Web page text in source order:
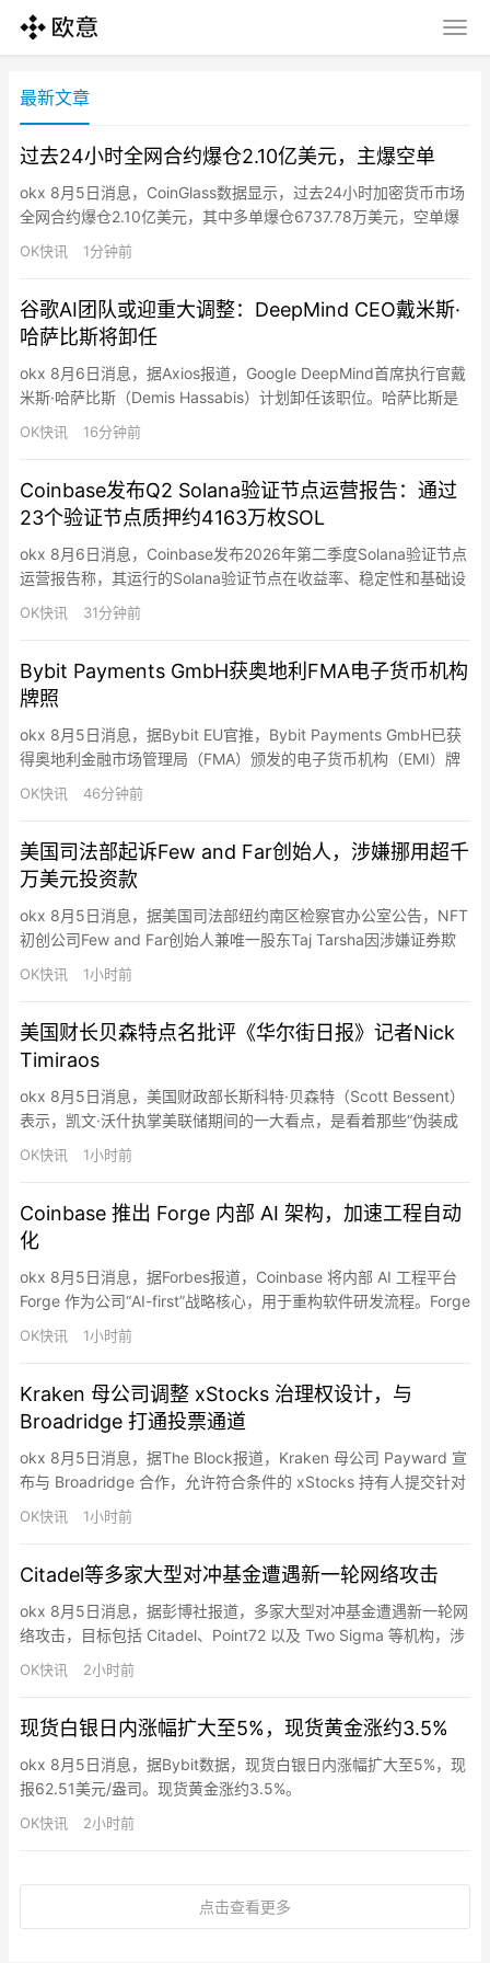
最新文章
过去24小时全网合约爆仓2.10亿美元，主爆空单
okx 8月5日消息，CoinGlass数据显示，过去24小时加密货币市场
全网合约爆仓2.10亿美元，其中多单爆仓6737.78万美元，空单爆
仓1.42亿美元。BTC爆仓总金额约5005.93万美元，ETH爆仓总金
额约1967.91万美元。
OK快讯 1分钟前
谷歌AI团队或迎重大调整：DeepMind CEO戴米斯·
哈萨比斯将卸任
okx 8月6日消息，据Axios报道，Google DeepMind首席执行官戴
米斯·哈萨比斯（Demis Hassabis）计划卸任该职位。哈萨比斯是
人工智能领域的重要人物之一，于2010年联合创立DeepMind，并
在2014年被谷歌收购后继续领导该团队。近年来，他推动
展。在其领导下，Dee…
OK快讯 16分钟前
Coinbase发布Q2 Solana验证节点运营报告：通过
23个验证节点质押约4163万枚SOL
okx 8月6日消息，Coinbase发布2026年第二季度Solana验证节点
运营报告称，其运行的Solana验证节点在收益率、稳定性和基础设
施分布方面均优于网络平均水平。数据显示，Coinbase目前通过
23个验证节点质押约4163万枚SOL，占Solana全网质押量的
坡等地区。核心运营数据…
OK快讯 31分钟前
Bybit Payments GmbH获奥地利FMA电子货币机构
牌照
okx 8月5日消息，据Bybit EU官推，Bybit Payments GmbH已获
得奥地利金融市场管理局（FMA）颁发的电子货币机构（EMI）牌
照。该牌照将与Bybit EU GmbH现有的MiCAR授权形成互补，为连
接加密资产、交易与支付业务提供合规基础。此次牌照覆盖电子货
及新卡项目等能力。
OK快讯 46分钟前
美国司法部起诉Few and Far创始人，涉嫌挪用超千
万美元投资款
okx 8月5日消息，据美国司法部纽约南区检察官办公室公告，NFT
初创公司Few and Far创始人兼唯一股东Taj Tarsha因涉嫌证券欺
诈和电信欺诈被起诉。起诉书称，自2022年2月起，Tarsha通过简
单未来代币协议（SAFT）向至少67名投资者出售9500万枚FAR代
Far的去中…
OK快讯 1小时前
美国财长贝森特点名批评《华尔街日报》记者Nick
Timiraos
okx 8月5日消息，美国财政部长斯科特·贝森特（Scott Bessent）
表示，凯文·沃什执掌美联储期间的一大看点，是看着那些“伪装成
记者的速记员”，例如《华尔街日报》记者Nick Timiraos，逐渐只
能报道美联储的幕后八卦。贝森特称，Timiraos此前被称为“美联储
经济或货币政策分析。
OK快讯 1小时前
Coinbase 推出 Forge 内部 AI 架构，加速工程自动
化
okx 8月5日消息，据Forbes报道，Coinbase 将内部 AI 工程平台
Forge 作为公司“AI-first”战略核心，用于重构软件研发流程。Forge
基于开源代理框架 OpenSWE，集成代理编排、云沙箱、
Slack/Linear/GitHub 集成及自动创建 PR 等能力，并吸收
OK快讯 1小时前
Kraken 母公司调整 xStocks 治理权设计，与
Broadridge 打通投票通道
okx 8月5日消息，据The Block报道，Kraken 母公司 Payward 宣
布与 Broadridge 合作，允许符合条件的 xStocks 持有人提交针对
其所对应股票的代理投票意向，改变此前 xStocks 不享有投票权的
安排。xStocks 由 Backed 发行，仅面向美国和英国以外的合格投
OK快讯 1小时前
Citadel等多家大型对冲基金遭遇新一轮网络攻击
okx 8月5日消息，据彭博社报道，多家大型对冲基金遭遇新一轮网
络攻击，目标包括 Citadel、Point72 以及 Two Sigma 等机构，涉
事基金正配合网络安全团队开展调查并加强防护措施。
OK快讯 2小时前
现货白银日内涨幅扩大至5%，现货黄金涨约3.5%
okx 8月5日消息，据Bybit数据，现货白银日内涨幅扩大至5%，现
报62.51美元/盎司。现货黄金涨约3.5%。
OK快讯 2小时前
点击查看更多